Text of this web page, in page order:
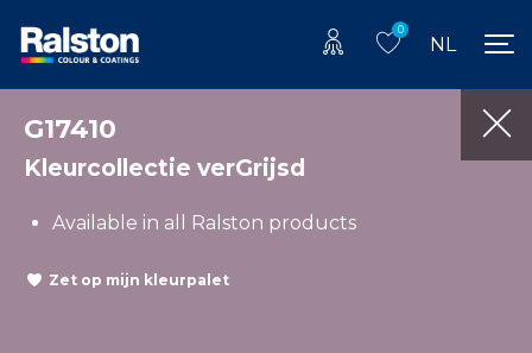
0
NL
G17410
Kleurcollectie verGrijsd
Available in all Ralston products
Zet op mijn kleurpalet